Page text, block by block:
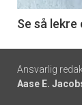
6
Se så
Footer
-
Ansvarlig
Aase E.